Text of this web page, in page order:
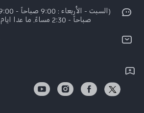
V40 Lite 4G
كل الموديلات
Funtouch OS
أسعار قطع الغيار
مصادقة IMEI
تعلیمات الضمان
الإشعارات القانونية
نبذة عنا
الاستدامة
صباحاً - 2:30 مساءً. ما عدا ايام العطل )دردشة مباشرة